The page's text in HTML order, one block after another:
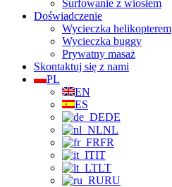
Surfowanie z wiosłem
Doświadczenie
Wycieczka helikopterem
Wycieczka buggy
Prywatny masaż
Skontaktuj się z nami
PL
EN
ES
DE
NL
FR
IT
LT
RU